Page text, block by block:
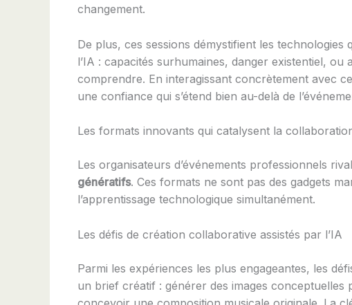
changement.
De plus, ces sessions démystifient les
l’IA : capacités surhumaines, danger existentiel,
comprendre. En interagissant concrètement avec
une confiance qui s’étend bien au-delà de
Les formats innovants qui catalysent la
Les organisateurs d’événements professionnels
génératifs. Ces formats ne sont pas des gadgets
l’apprentissage technologique simultanément.
Les défis de création collaborative assistés par l’IA
Parmi les expériences les plus engageantes, les
un brief créatif : générer des images